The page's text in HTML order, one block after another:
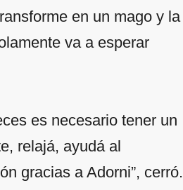
en un mago y la
va a esperar
es necesario tener un
relajá, ayudá al
gracias a Adorni”, cerró.